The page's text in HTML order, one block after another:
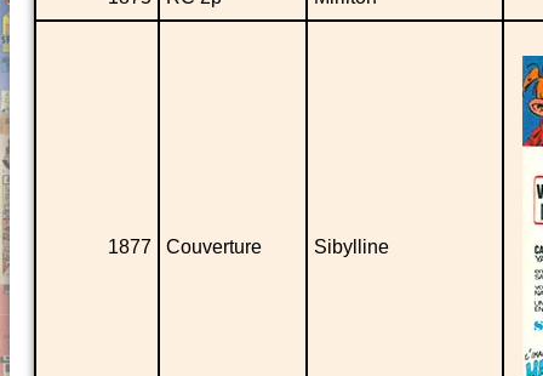
1877 Couverture Sibylline